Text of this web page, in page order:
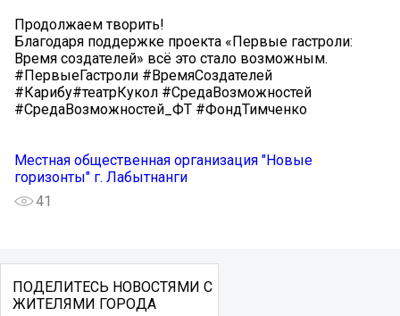
Продолжаем творить!
Благодаря поддержке проекта «Первые гастроли:
Время создателей» всё это стало возможным.
#ПервыеГастроли #ВремяСоздателей
#Карибу#театрКукол #СредаВозможностей
#СредаВозможностей_ФТ #ФондТимченко
Местная общественная организация "Новые
горизонты" г. Лабытнанги
41
ПОДЕЛИТЕСЬ НОВОСТЯМИ С
ЖИТЕЛЯМИ ГОРОДА